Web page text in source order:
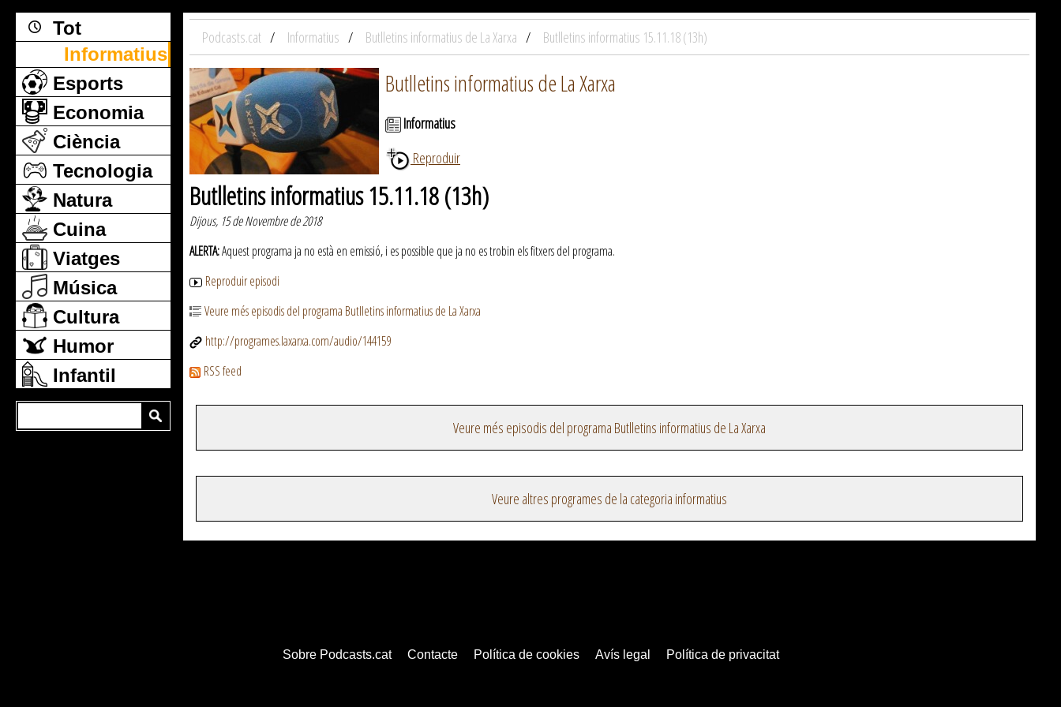
Tot
Informatius
Esports
Economia
Ciència
Tecnologia
Natura
Cuina
Viatges
Música
Cultura
Humor
Infantil
Podcasts.cat Informatius Butlletins informatius de La Xarxa Butlletins informatius 15.11.18 (13h)
Butlletins informatius de La Xarxa
Informatius
Reproduir
Butlletins informatius 15.11.18 (13h)
Dijous, 15 de Novembre de 2018
ALERTA:Aquest programa ja no està en emissió, i es possible que ja no es trobin els fitxers del programa.
Reproduir episodi
Veure més episodis del programa Butlletins informatius de La Xarxa
http://programes.laxarxa.com/audio/144159
RSS feed
Veure més episodis del programa Butlletins informatius de La Xarxa
Veure altres programes de la categoria informatius
Sobre Podcasts.cat Contacte Política de cookies Avís legal Política de privacitat